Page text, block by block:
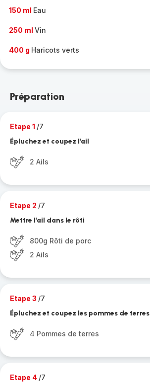
150 ml Eau
250 ml Vin
400 g Haricots verts
Préparation
Etape 1 /7
Épluchez et coupez l'ail
2 Ails
Etape 2 /7
Mettre l'ail dans le rôti
800g Rôti de porc
2 Ails
Etape 3 /7
Épluchez et coupez les pommes de terres
4 Pommes de terres
Etape 4 /7